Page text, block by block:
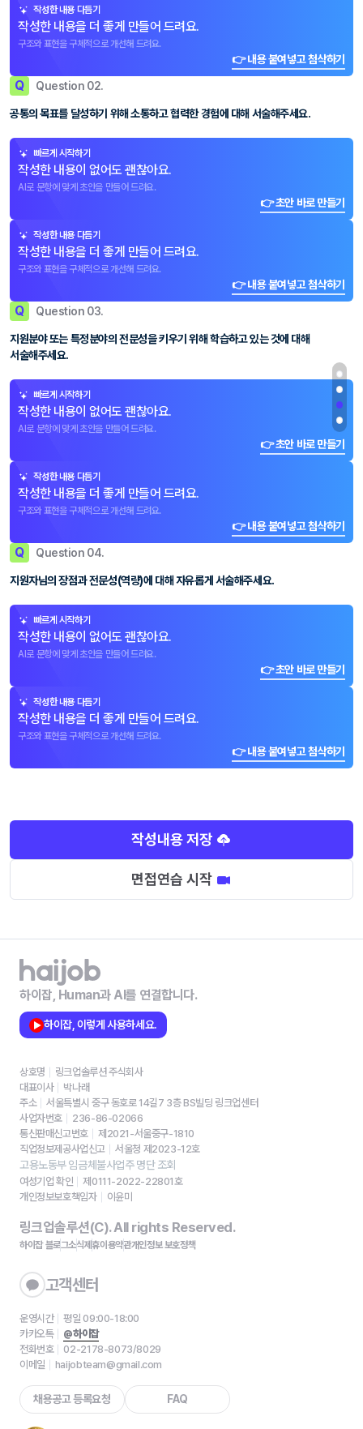
작성한 내용 다듬기
작성한 내용을 더 좋게 만들어 드려요.
구조와 표현을 구체적으로 개선해 드려요.
👉 내용 붙여넣고 첨삭하기
Q Question 02.
공통의 목표를 달성하기 위해 소통하고 협력한 경험에 대해 서술해주세요.
빠르게 시작하기
작성한 내용이 없어도 괜찮아요.
AI로 문항에 맞게 초안을 만들어 드려요.
👉 초안 바로 만들기
작성한 내용 다듬기
작성한 내용을 더 좋게 만들어 드려요.
구조와 표현을 구체적으로 개선해 드려요.
👉 내용 붙여넣고 첨삭하기
Q Question 03.
지원분야 또는 특정분야의 전문성을 키우기 위해 학습하고 있는 것에 대해
서술해주세요.
빠르게 시작하기
작성한 내용이 없어도 괜찮아요.
AI로 문항에 맞게 초안을 만들어 드려요.
👉 초안 바로 만들기
작성한 내용 다듬기
작성한 내용을 더 좋게 만들어 드려요.
구조와 표현을 구체적으로 개선해 드려요.
👉 내용 붙여넣고 첨삭하기
Q Question 04.
지원자님의 장점과 전문성(역량)에 대해 자유롭게 서술해주세요.
빠르게 시작하기
작성한 내용이 없어도 괜찮아요.
AI로 문항에 맞게 초안을 만들어 드려요.
👉 초안 바로 만들기
작성한 내용 다듬기
작성한 내용을 더 좋게 만들어 드려요.
구조와 표현을 구체적으로 개선해 드려요.
👉 내용 붙여넣고 첨삭하기
작성내용 저장
면접연습 시작
하이잡, Human과 AI를 연결합니다.
하이잡, 이렇게 사용하세요.
상호명
링크업솔루션 주식회사
대표이사
박나래
주소
서울특별시 중구 동호로 14길7 3층 BS빌딩 링크업센터
사업자번호
236-86-02066
통신판매신고번호
제2021-서울중구-1810
직업정보제공사업신고
서울청 제2023-12호
고용노동부 임금체불사업주 명단 조회
여성기업 확인
제0111-2022-22801호
개인정보보호책임자
이윤미
링크업솔루션(C). All rights Reserved.
하이잡 블로그소식제휴이용약관개인정보 보호정책
고객센터
운영시간
평일 09:00-18:00
카카오톡
@하이잡
전화번호
02-2178-8073/8029
이메일
haijobteam@gmail.com
채용공고 등록요청 FAQ